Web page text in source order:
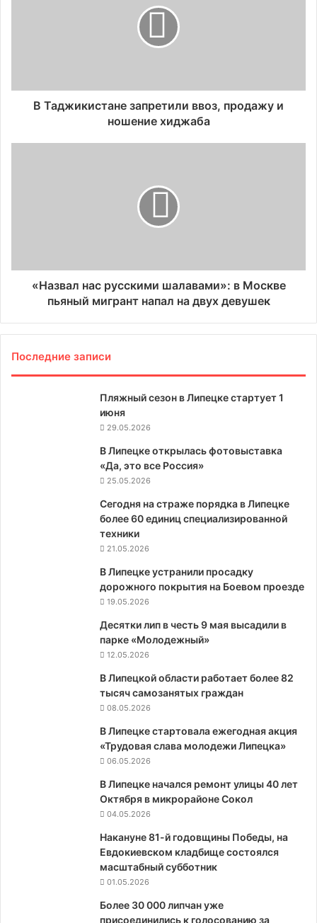
В Таджикистане запретили ввоз, продажу и
ношение хиджаба
«Назвал нас русскими шалавами»: в Москве
пьяный мигрант напал на двух девушек
Последние записи
Пляжный сезон в Липецке стартует 1
июня
29.05.2026
В Липецке открылась фотовыставка
«Да, это все Россия»
25.05.2026
Сегодня на страже порядка в Липецке
более 60 единиц специализированной
техники
21.05.2026
В Липецке устранили просадку
дорожного покрытия на Боевом проезде
19.05.2026
Десятки лип в честь 9 мая высадили в
парке «Молодежный»
12.05.2026
В Липецкой области работает более 82
тысяч самозанятых граждан
08.05.2026
В Липецке стартовала ежегодная акция
«Трудовая слава молодежи Липецка»
06.05.2026
В Липецке начался ремонт улицы 40 лет
Октября в микрорайоне Сокол
04.05.2026
Накануне 81-й годовщины Победы, на
Евдокиевском кладбище состоялся
масштабный субботник
01.05.2026
Более 30 000 липчан уже
присоединились к голосованию за